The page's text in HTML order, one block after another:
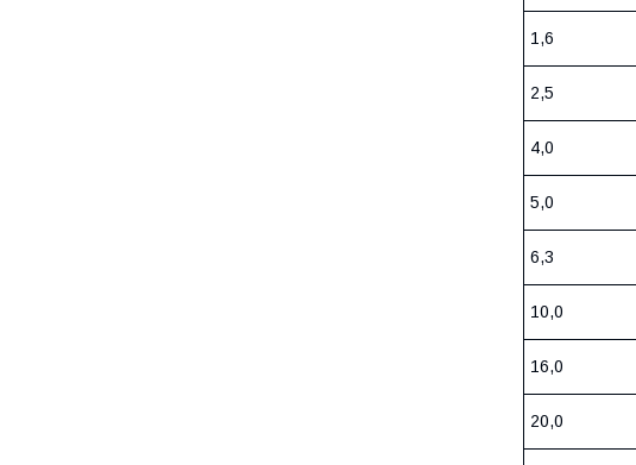
1,6
2,5
4,0
5,0
6,3
10,0
16,0
20,0